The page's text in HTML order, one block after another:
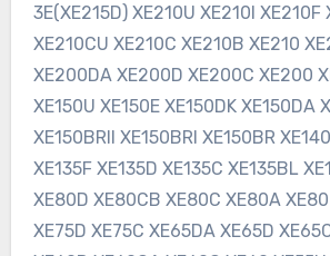
3E(XE215D) XE210U XE210I XE210F
XE210CU XE210C XE210B XE210
XE200DA XE200D XE200C XE200
XE150U XE150E XE150DK XE150DA
XE150BRII XE150BRI XE150BR
XE135F XE135D XE135C XE135BL
XE80D XE80CB XE80C XE80A
XE75D XE75C XE65DA XE65D